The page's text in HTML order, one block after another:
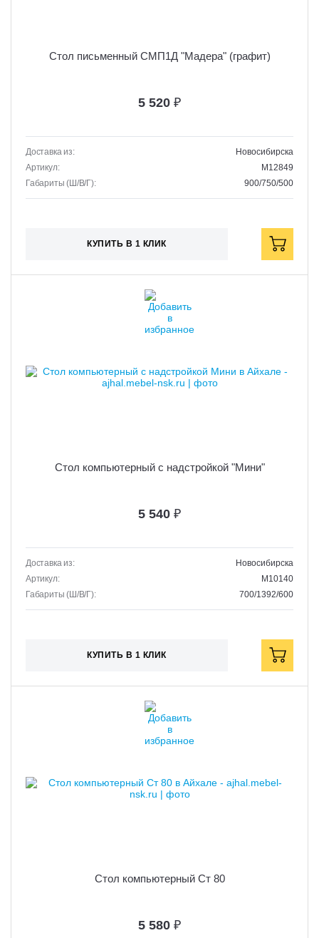
Стол письменный СМП1Д "Мадера" (графит)
5 520 ₽
Доставка из:
Новосибирска
Артикул:
M12849
Габариты (Ш/В/Г):
900/750/500
КУПИТЬ В 1 КЛИК
Стол компьютерный с надстройкой "Мини"
5 540 ₽
Доставка из:
Новосибирска
Артикул:
M10140
Габариты (Ш/В/Г):
700/1392/600
КУПИТЬ В 1 КЛИК
Стол компьютерный Ст 80
5 580 ₽